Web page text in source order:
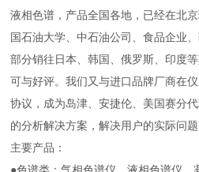
液相色谱，产品全国各地，已经在北
国石油大学、中石油公司、食品企业
部分销往日本、韩国、俄罗斯、印度
可与好评。我们又与进口品牌厂商在
协议，成为岛津、安捷伦、美国赛分
的分析解决方案，解决用户的实际问题
主要产品：